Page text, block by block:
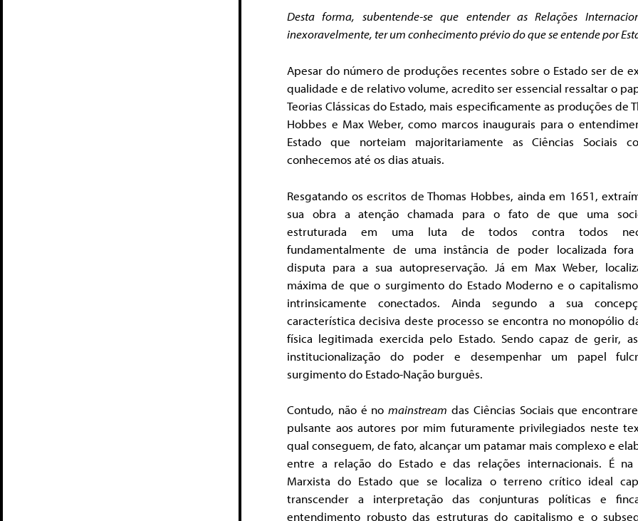
Desta forma, subentende-se que entender as Relações
inexoravelmente, ter um conhecimento prévio do que se entende por
Apesar do número de produções recentes sobre o Estado ser de
qualidade e de relativo volume, acredito ser essencial ressaltar o
Teorias Clássicas do Estado, mais especificamente as produções de
Hobbes e Max Weber, como marcos inaugurais para o
Estado que norteiam majoritariamente as Ciências Sociais
conhecemos até os dias atuais.
Resgatando os escritos de Thomas Hobbes, ainda em 1651,
sua obra a atenção chamada para o fato de que uma
estruturada em uma luta de todos contra todos
fundamentalmente de uma instância de poder localizada
disputa para a sua autopreservação. Já em Max Weber,
máxima de que o surgimento do Estado Moderno e o
intrinsicamente conectados. Ainda segundo a sua
característica decisiva deste processo se encontra no monopólio
física legitimada exercida pelo Estado. Sendo capaz de gerir,
institucionalização do poder e desempenhar um papel
surgimento do Estado-Nação burguês.
Contudo, não é nomainstream das Ciências Sociais que
pulsante aos autores por mim futuramente privilegiados neste
qual conseguem, de fato, alcançar um patamar mais complexo e
entre a relação do Estado e das relações internacionais. É na
Marxista do Estado que se localiza o terreno crítico ideal
transcender a interpretação das conjunturas políticas e
entendimento robusto das estruturas do capitalismo e o